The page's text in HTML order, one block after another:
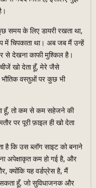
समय के लिए डायरी रखता था,
में चिपकाता था। अब जब मैं उन्हें
से देखना काफी मुश्किल है।
खो देता हूँ, मेरे जैसे
भौतिक वस्तुओं पर कुछ भी
हूँ, तो कम से कम सहेजने की
पर पूरी फ़ाइल ही खो देता
है कि उस ब्लॉग साइट को बनाने
अपेक्षाकृत कम हो गई है, और
क्योंकि यह वर्डप्रेस है, मैं
हूँ, जो सुविधाजनक और